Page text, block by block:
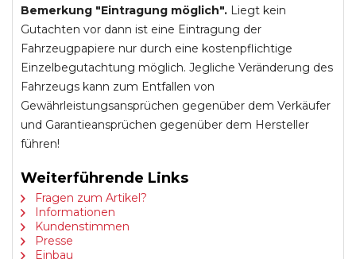
Bemerkung "Eintragung möglich". Liegt kein
Gutachten vor dann ist eine Eintragung der
Fahrzeugpapiere nur durch eine kostenpflichtige
Einzelbegutachtung möglich. Jegliche Veränderung des
Fahrzeugs kann zum Entfallen von
Gewährleistungsansprüchen gegenüber dem Verkäufer
und Garantieansprüchen gegenüber dem Hersteller
führen!
Weiterführende Links
Fragen zum Artikel?
Informationen
Kundenstimmen
Presse
Einbau